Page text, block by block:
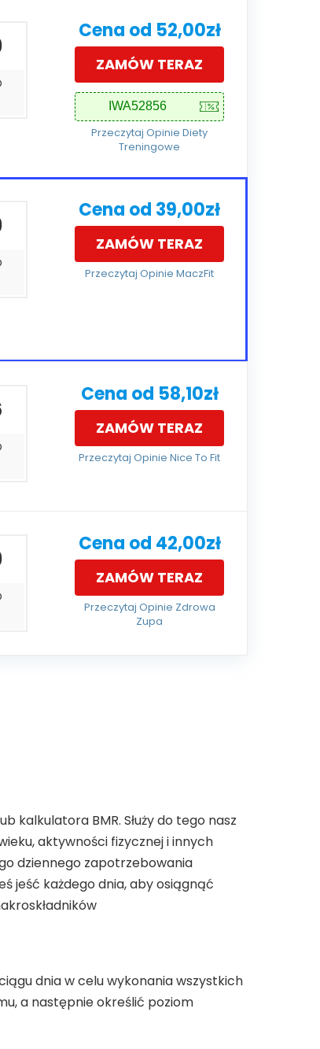
Cena od 52,00zł
ZAMÓW TERAZ
Przeczytaj Opinie Diety
Treningowe
Cena od 39,00zł
ZAMÓW TERAZ
Przeczytaj Opinie MaczFit
Cena od 58,10zł
ZAMÓW TERAZ
Przeczytaj Opinie Nice To Fit
Cena od 42,00zł
ZAMÓW TERAZ
Przeczytaj Opinie Zdrowa
Zupa
BMR. Służy do tego nasz
aktywności fizycznej i innych
dziennego zapotrzebowania
jeść każdego dnia, aby osiągnąć
dnia w celu wykonania wszystkich
a następnie określić poziom